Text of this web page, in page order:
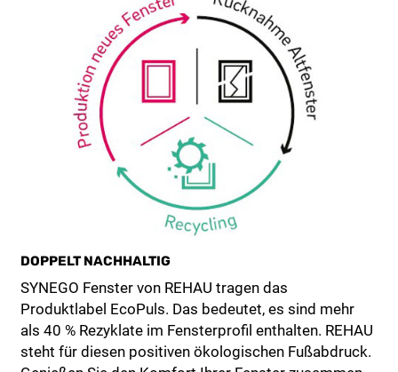
DOPPELT NACHHALTIG
SYNEGO Fenster von REHAU tragen das
Produktlabel EcoPuls. Das bedeutet, es sind mehr
als 40 % Rezyklate im Fensterprofil enthalten. REHAU
steht für diesen positiven ökologischen Fußabdruck.